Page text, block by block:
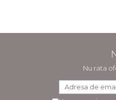
Nu rata